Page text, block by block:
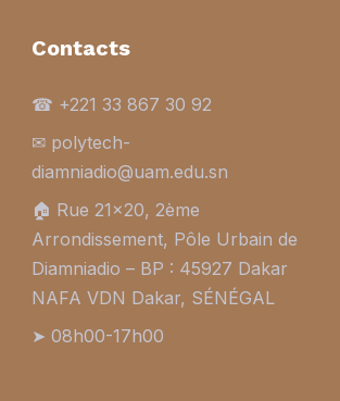
Contacts
☎ +221 33 867 30 92
✉ polytech-
diamniadio@uam.edu.sn
🏠︎ Rue 21×20, 2ème
Arrondissement, Pôle Urbain de
Diamniadio – BP : 45927 Dakar
NAFA VDN Dakar, SÉNÉGAL
➤ 08h00-17h00